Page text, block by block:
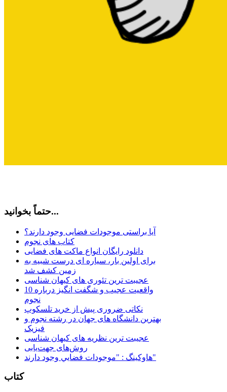
حتماً بخوانید...
آیا براستی موجودات فضایی وجود دارند؟
کتاب های نجوم
دانلود رایگان انواع ماکت های فضایی
برای اولین بار، سیاره ای درست شبیه به
زمین کشف شد
عجیبت ترین تئوری های کیهان شناسی
10 واقعیت عجیب و شگفت انگیز درباره
نجوم
نکاتی ضروری پیش از خرید تلسکوپ
بهترین دانشگاه های جهان در رشته نجوم و
فیزیک
عجیبت ترین نظریه های کیهان شناسی
روش‌های جهت‌یابی
هاوكينگ : "موجودات فضايي وجود دارند"
کتاب